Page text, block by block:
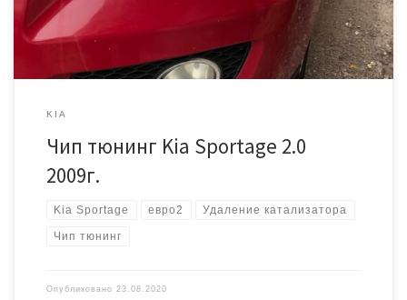
как катализатор удален, […]
KIA
Чип тюнинг Kia Sportage 2.0
2009г.
Kia Sportage евро2 Удаление катализатора
Чип тюнинг
Опубликовано 23.08.2020